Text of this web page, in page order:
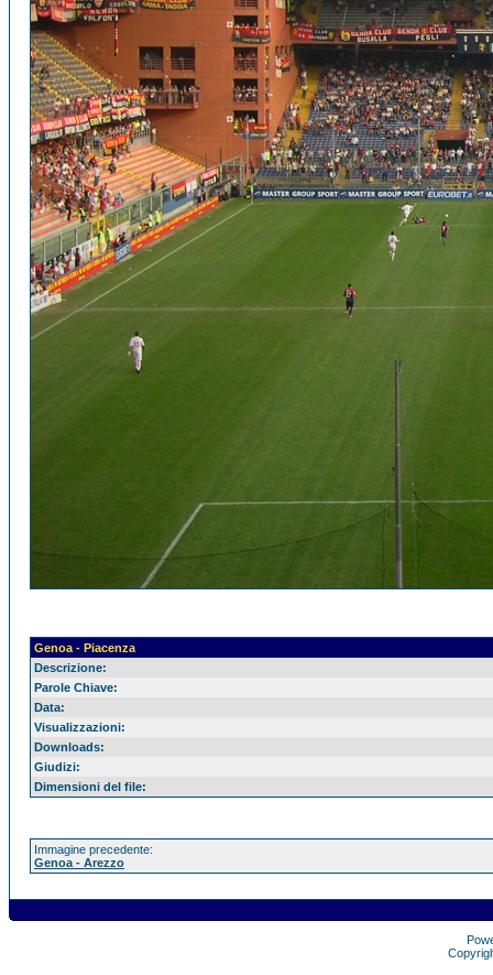
Genoa - Piacenza
Descrizione:
Parole Chiave:
Data:
Visualizzazioni:
Downloads:
Giudizi:
Dimensioni del file:
Immagine precedente:
Genoa - Arezzo